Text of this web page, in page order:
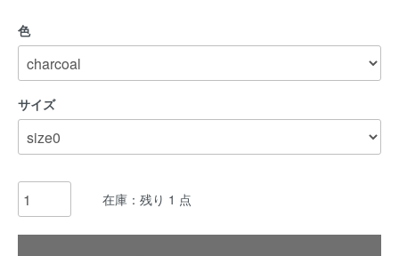
色
サイズ
在庫：残り 1 点